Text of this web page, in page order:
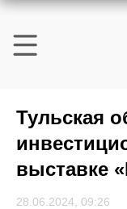
Тульская
выставке
28.06.2024, 09:26